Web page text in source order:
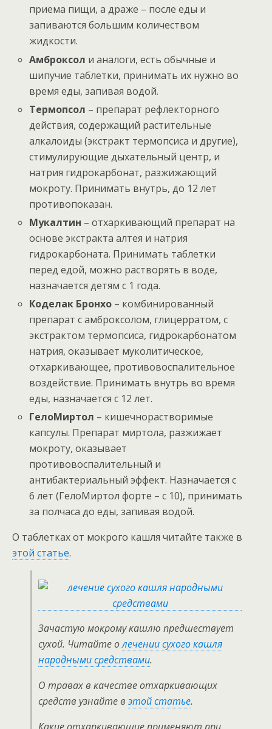
приема пищи, а драже – после еды и
запиваются большим количеством
жидкости.
Амброксол и аналоги, есть обычные и
шипучие таблетки, принимать их нужно во
время еды, запивая водой.
Термопсол – препарат рефлекторного
действия, содержащий растительные
алкалоиды (экстракт термопсиса и другие),
стимулирующие дыхательный центр, и
натрия гидрокарбонат, разжижающий
мокроту. Принимать внутрь, до 12 лет
противопоказан.
Мукалтин – отхаркивающий препарат на
основе экстракта алтея и натрия
гидрокарбоната. Принимать таблетки
перед едой, можно растворять в воде,
назначается детям с 1 года.
Коделак Бронхо – комбинированный
препарат с амброксолом, глицерратом, с
экстрактом термопсиса, гидрокарбонатом
натрия, оказывает муколитическое,
отхаркивающее, противовоспалительное
воздействие. Принимать внутрь во время
еды, назначается с 12 лет.
ГелоМиртол – кишечнорастворимые
капсулы. Препарат миртола, разжижает
мокроту, оказывает
противовоспалительный и
антибактериальный эффект. Назначается с
6 лет (ГелоМиртол форте – с 10), принимать
за полчаса до еды, запивая водой.
О таблетках от мокрого кашля читайте также в
этой статье.
Зачастую мокрому кашлю предшествует
сухой. Читайте олечении сухого кашля
народными средствами.
О травах в качестве отхаркивающих
средств узнайте в этой статье.